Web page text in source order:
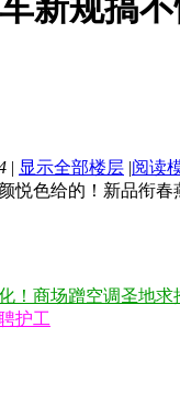
新规搞
| 显示全部楼层 |阅读
悦色给的！新品衔
！商场蹭空调圣地
护工